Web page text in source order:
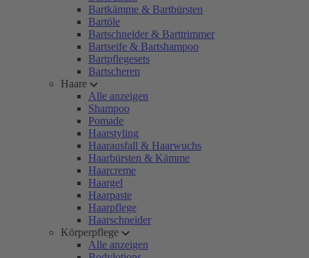
Bartkämme & Bartbürsten
Bartöle
Bartschneider & Barttrimmer
Bartseife & Bartshampoo
Bartpflegesets
Bartscheren
Haare
Alle anzeigen
Shampoo
Pomade
Haarstyling
Haarausfall & Haarwuchs
Haarbürsten & Kämme
Haarcreme
Haargel
Haarpaste
Haarpflege
Haarschneider
Körperpflege
Alle anzeigen